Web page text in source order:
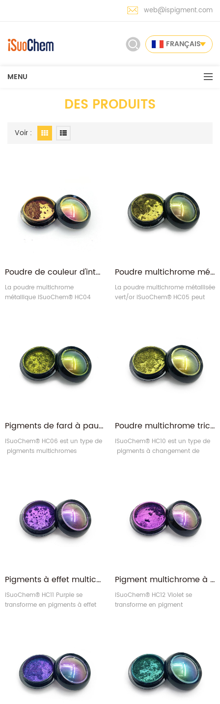
web@ispigment.com
FRANÇAIS
MENU
DES PRODUITS
Voir :
Poudre de couleur d'interférence composite multicouche multichrome Rose rouge/or/vert hautement pigmentée
La poudre multichrome
métallique iSuoChem® HC04
Poudre multichrome métallique vert/or de haute pureté pour peinture de voiture et housse de voiture
La poudre multichrome métallisée
vert/or iSuoChem® HC05 peut
automobiles, telles que la
peinture automobile, les housses
de voiture et autres décorations
automobiles.
Pigments de fard à paupières multichromes, flammes jumelles vertes/jaunes, vente en gros
iSuoChem® HC06 est un type de
pigments multichromes
Poudre multichrome trichromatique optiquement variable bronze/vert/bleu
iSuoChem® HC10 est un type de
pigments à changement de
vert, puis au bleu) sous
différents angles.
Pigments à effet multichrome caméléon super holographique violet/rouge
iSuoChem® HC11 Purple se
transforme en pigments à effet
duochrome lorsque la lumière
change.
Pigment multichrome à changement de couleur Duochrome Duochromatica violet/or
iSuoChem® HC12 Violet se
transforme en pigment
couleur lorsque la lumière
change.